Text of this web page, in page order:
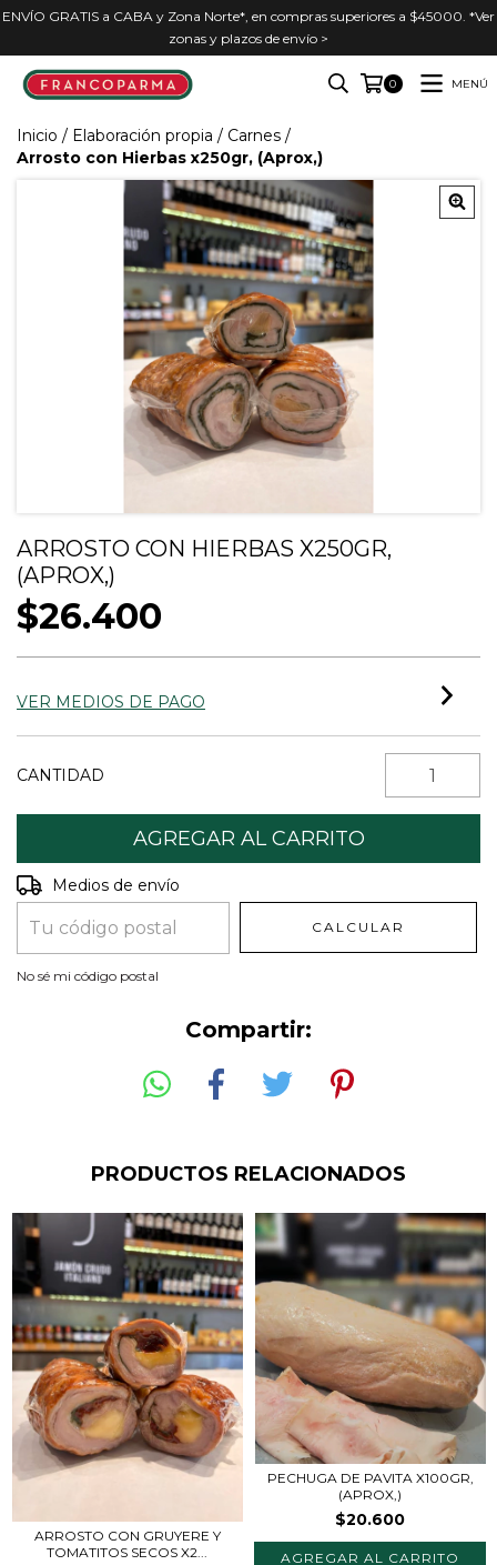
ENVÍO GRATIS a CABA y Zona Norte*, en compras superiores a $45000. *Ver
zonas y plazos de envío >
0 MENÚ
Inicio / Elaboración propia / Carnes /
Arrosto con Hierbas x250gr, (Aprox,)
ARROSTO CON HIERBAS X250GR,
(APROX,)
$26.400
VER MEDIOS DE PAGO
CANTIDAD
Entregas para el CP:
Medios de envío
CALCULAR
No sé mi código postal
Compartir:
PRODUCTOS RELACIONADOS
ARROSTO CON GRUYERE Y
TOMATITOS SECOS X2...
PECHUGA DE PAVITA X100GR,
(APROX,)
$20.600